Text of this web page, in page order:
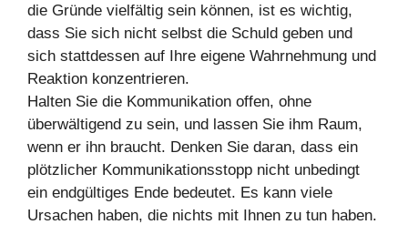
die Gründe vielfältig sein können, ist es wichtig,
dass Sie sich nicht selbst die Schuld geben und
sich stattdessen auf Ihre eigene Wahrnehmung und
Reaktion konzentrieren.
Halten Sie die Kommunikation offen, ohne
überwältigend zu sein, und lassen Sie ihm Raum,
wenn er ihn braucht. Denken Sie daran, dass ein
plötzlicher Kommunikationsstopp nicht unbedingt
ein endgültiges Ende bedeutet. Es kann viele
Ursachen haben, die nichts mit Ihnen zu tun haben.